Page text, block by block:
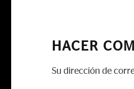
HACER
Su dirección de